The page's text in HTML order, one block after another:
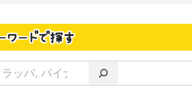
ワードで探す